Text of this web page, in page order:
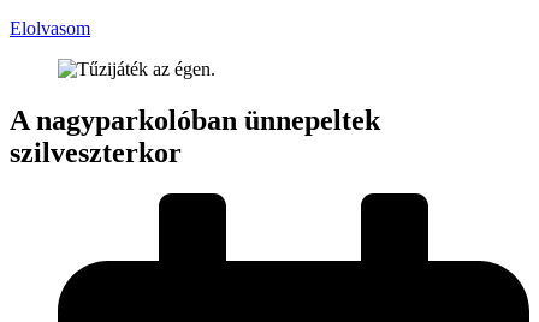
Elolvasom
A nagyparkolóban ünnepeltek
szilveszterkor